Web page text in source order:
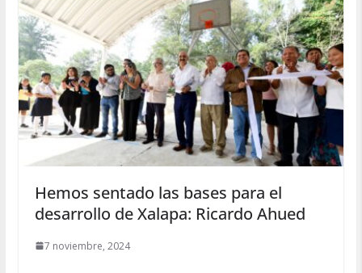
Hemos sentado las bases para el
desarrollo de Xalapa: Ricardo Ahued
7 noviembre, 2024